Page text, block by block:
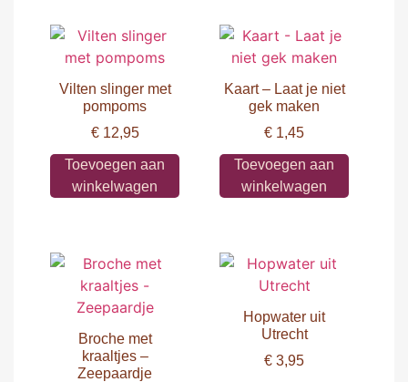
Vilten slinger met
pompoms
€12,95
Toevoegen aan
winkelwagen
Kaart – Laat je niet
gek maken
€ 1,45
Toevoegen aan
winkelwagen
Broche met
kraaltjes –
Zeepaardje
Hopwater uit
Utrecht
€ 3,95